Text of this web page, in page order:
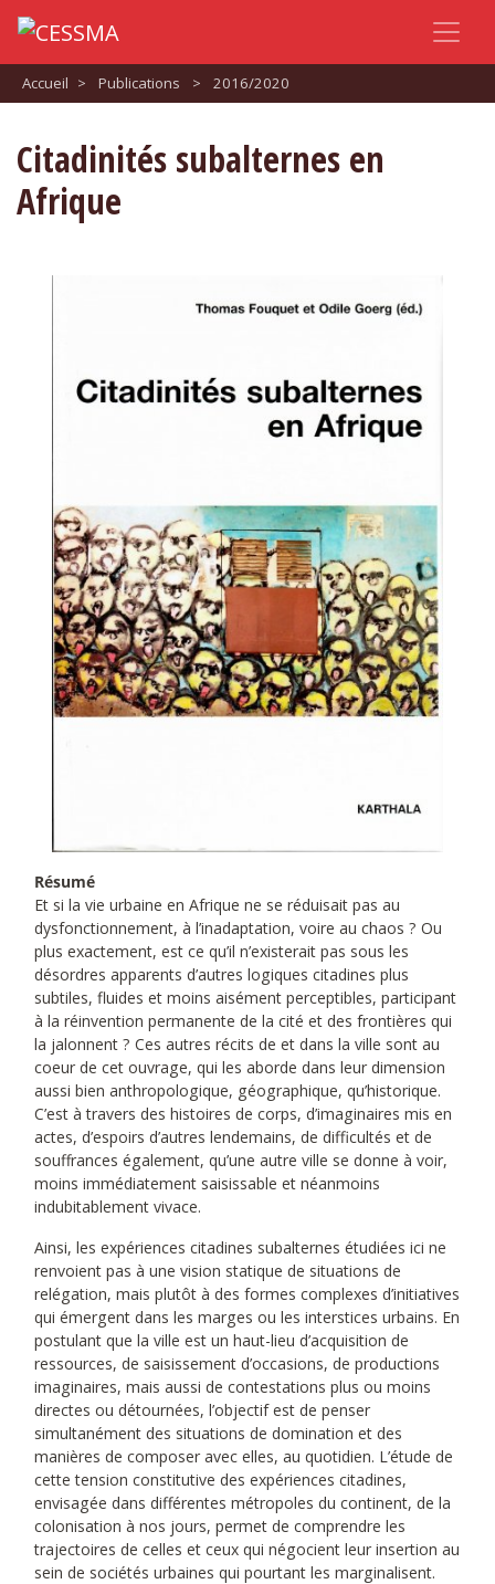
Accueil > Publications > 2016/2020
Citadinités subalternes en
Afrique
Résumé
Et si la vie urbaine en Afrique ne se réduisait pas au
dysfonctionnement, à l’inadaptation, voire au chaos ? Ou
plus exactement, est ce qu’il n’existerait pas sous les
désordres apparents d’autres logiques citadines plus
subtiles, fluides et moins aisément perceptibles, participant
à la réinvention permanente de la cité et des frontières qui
la jalonnent ? Ces autres récits de et dans la ville sont au
coeur de cet ouvrage, qui les aborde dans leur dimension
aussi bien anthropologique, géographique, qu’historique.
C’est à travers des histoires de corps, d’imaginaires mis en
actes, d’espoirs d’autres lendemains, de difficultés et de
souffrances également, qu’une autre ville se donne à voir,
moins immédiatement saisissable et néanmoins
indubitablement vivace.
Ainsi, les expériences citadines subalternes étudiées ici ne
renvoient pas à une vision statique de situations de
relégation, mais plutôt à des formes complexes d’initiatives
qui émergent dans les marges ou les interstices urbains. En
postulant que la ville est un haut-lieu d’acquisition de
ressources, de saisissement d’occasions, de productions
imaginaires, mais aussi de contestations plus ou moins
directes ou détournées, l’objectif est de penser
simultanément des situations de domination et des
manières de composer avec elles, au quotidien. L’étude de
cette tension constitutive des expériences citadines,
envisagée dans différentes métropoles du continent, de la
colonisation à nos jours, permet de comprendre les
trajectoires de celles et ceux qui négocient leur insertion au
sein de sociétés urbaines qui pourtant les marginalisent.